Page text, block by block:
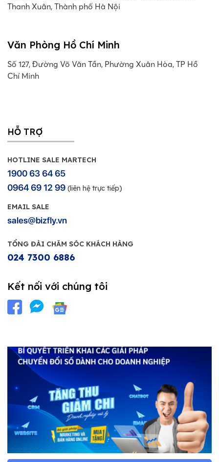
Thanh Xuân, Thành phố Hà Nội
Văn Phòng Hồ Chí Minh
Số 127, Đường Võ Văn Tần, Phường Xuân Hòa, TP Hồ
Chí Minh
HỖ TRỢ
HOTLINE SALE MARTECH
1900 63 64 65
0964 69 12 99 (liên hệ trực tiếp)
EMAIL SALE
sales@bizfly.vn
TỔNG ĐÀI CHĂM SÓC KHÁCH HÀNG
024 7300 6886
Kết nối với chúng tôi